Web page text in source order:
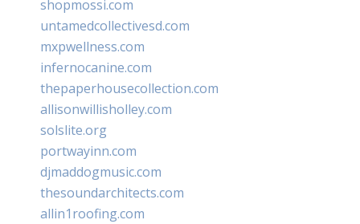
shopmossi.com
untamedcollectivesd.com
mxpwellness.com
infernocanine.com
thepaperhousecollection.com
allisonwillisholley.com
solslite.org
portwayinn.com
djmaddogmusic.com
thesoundarchitects.com
allin1roofing.com